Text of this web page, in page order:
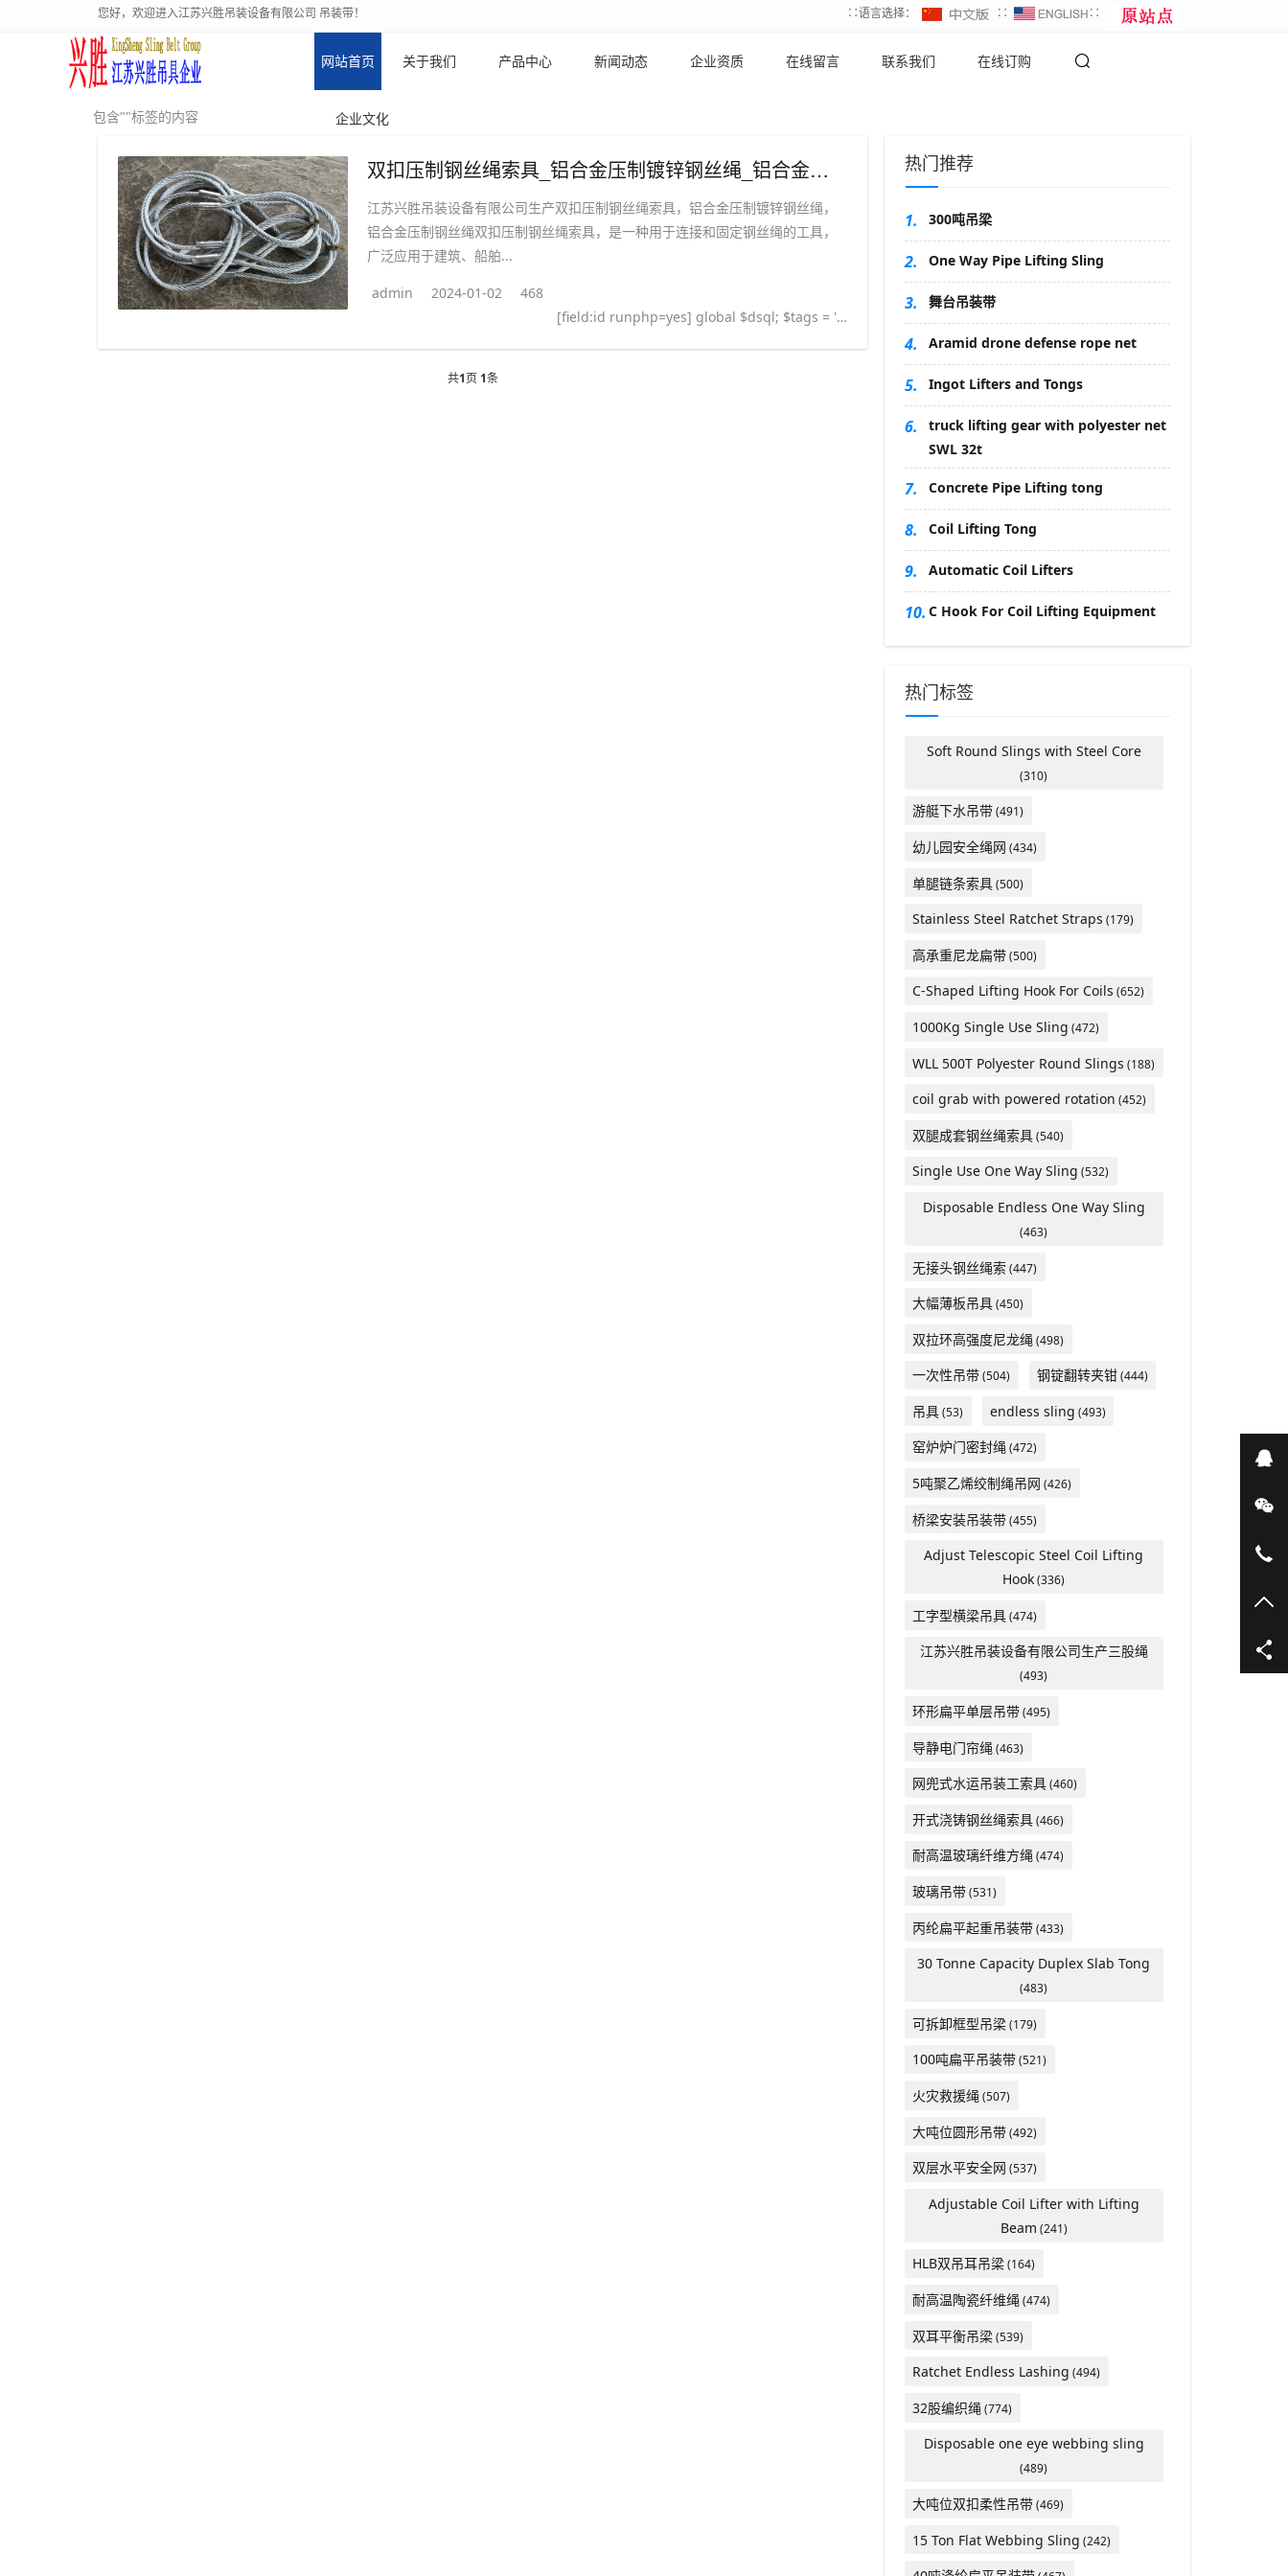
您好，欢迎进入江苏兴胜吊装设备有限公司 吊装带！ ∷语言选择： ∷ ∷
网站首页 关于我们 产品中心 新闻动态 企业资质 在线留言 联系我们 在线订购
企业文化
包含""标签的内容
双扣压制钢丝绳索具_铝合金压制镀锌钢丝绳_铝合金压制钢丝绳
江苏兴胜吊装设备有限公司生产双扣压制钢丝绳索具，铝合金压制镀锌钢丝绳，
铝合金压制钢丝绳双扣压制钢丝绳索具，是一种用于连接和固定钢丝绳的工具，
广泛应用于建筑、船舶...
admin 2024-01-02
468
[field:id runphp=yes] global $dsql; $tags = ''; $query = "SELECT tag FROM `#@__taglist` WHERE aid='@me' "; $dsql->Execute('tag',$query); while($row = $dsql->GetArray('tag')) { $tags .= "#
共1页 1条
热门推荐
1. 300吨吊梁
2. One Way Pipe Lifting Sling
3. 舞台吊装带
4. Aramid drone defense rope net
5. Ingot Lifters and Tongs
6.
truck lifting gear with polyester net
SWL 32t
7. Concrete Pipe Lifting tong
8. Coil Lifting Tong
9. Automatic Coil Lifters
10. C Hook For Coil Lifting Equipment
热门标签
Soft Round Slings with Steel Core
(310)
游艇下水吊带(491)
幼儿园安全绳网 (434)
单腿链条索具(500)
Stainless Steel Ratchet Straps (179)
高承重尼龙扁带(500)
C-Shaped Lifting Hook For Coils (652)
1000Kg Single Use Sling (472)
WLL 500T Polyester Round Slings (188)
coil grab with powered rotation (452)
双腿成套钢丝绳索具(540)
Single Use One Way Sling (532)
Disposable Endless One Way Sling
(463)
无接头钢丝绳索(447)
大幅薄板吊具(450)
双拉环高强度尼龙绳 (498)
一次性吊带(504) 钢锭翻转夹钳(444)
吊具(53) endless sling (493)
窑炉炉门密封绳(472)
5吨聚乙烯绞制绳吊网 (426)
桥梁安装吊装带(455)
Adjust Telescopic Steel Coil Lifting
Hook(336)
工字型横梁吊具(474)
江苏兴胜吊装设备有限公司生产三股绳
(493)
环形扁平单层吊带(495)
导静电门帘绳 (463)
网兜式水运吊装工索具(460)
开式浇铸钢丝绳索具(466)
耐高温玻璃纤维方绳(474)
玻璃吊带(531)
丙纶扁平起重吊装带(433)
30 Tonne Capacity Duplex Slab Tong
(483)
可拆卸框型吊梁(179)
100吨扁平吊装带(521)
火灾救援绳(507)
大吨位圆形吊带(492)
双层水平安全网 (537)
Adjustable Coil Lifter with Lifting
Beam (241)
HLB双吊耳吊梁(164)
耐高温陶瓷纤维绳(474)
双耳平衡吊梁(539)
Ratchet Endless Lashing (494)
32股编织绳 (774)
Disposable one eye webbing sling
(489)
大吨位双扣柔性吊带(469)
15 Ton Flat Webbing Sling (242)
在
微